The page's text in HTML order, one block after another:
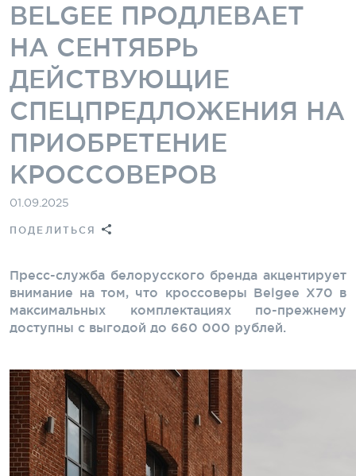
BELGEE ПРОДЛЕВАЕТ
НА СЕНТЯБРЬ
ДЕЙСТВУЮЩИЕ
СПЕЦПРЕДЛОЖЕНИЯ НА
ПРИОБРЕТЕНИЕ
КРОССОВЕРОВ
01.09.2025
ПОДЕЛИТЬСЯ
Пресс-служба белорусского бренда акцентирует
внимание на том, что кроссоверы Belgee X70 в
максимальных комплектациях по-прежнему
доступны с выгодой до 660 000 рублей.